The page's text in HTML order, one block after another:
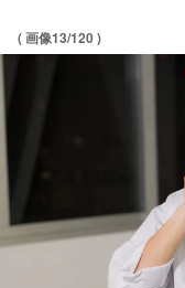
( 画像13/120 )